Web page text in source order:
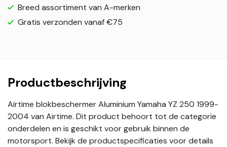
Breed assortiment van A-merken
Gratis verzonden vanaf €75
Productbeschrijving
Airtime blokbeschermer Aluminium Yamaha YZ 250 1999-
2004 van Airtime. Dit product behoort tot de categorie
onderdelen en is geschikt voor gebruik binnen de
motorsport. Bekijk de productspecificaties voor details